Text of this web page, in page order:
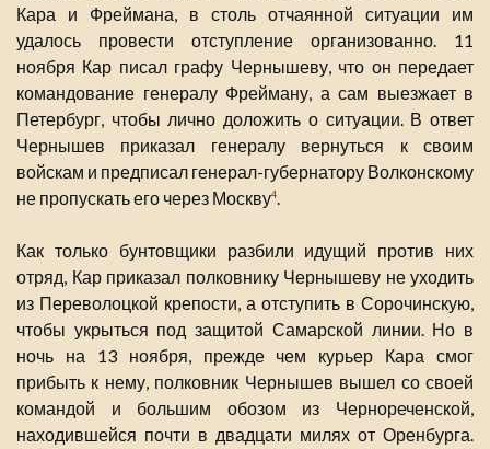
Кара и Фреймана, в столь отчаянной ситуации им
удалось провести отступление организованно. 11
ноября Кар писал графу Чернышеву, что он передает
командование генералу Фрейману, а сам выезжает в
Петербург, чтобы лично доложить о ситуации. В ответ
Чернышев приказал генералу вернуться к своим
войскам и предписал генерал-губернатору Волконскому
не пропускать его через Москву4.
Как только бунтовщики разбили идущий против них
отряд, Кар приказал полковнику Чернышеву не уходить
из Переволоцкой крепости, а отступить в Сорочинскую,
чтобы укрыться под защитой Самарской линии. Но в
ночь на 13 ноября, прежде чем курьер Кара смог
прибыть к нему, полковник Чернышев вышел со своей
командой и большим обозом из Чернореченской,
находившейся почти в двадцати милях от Оренбурга.